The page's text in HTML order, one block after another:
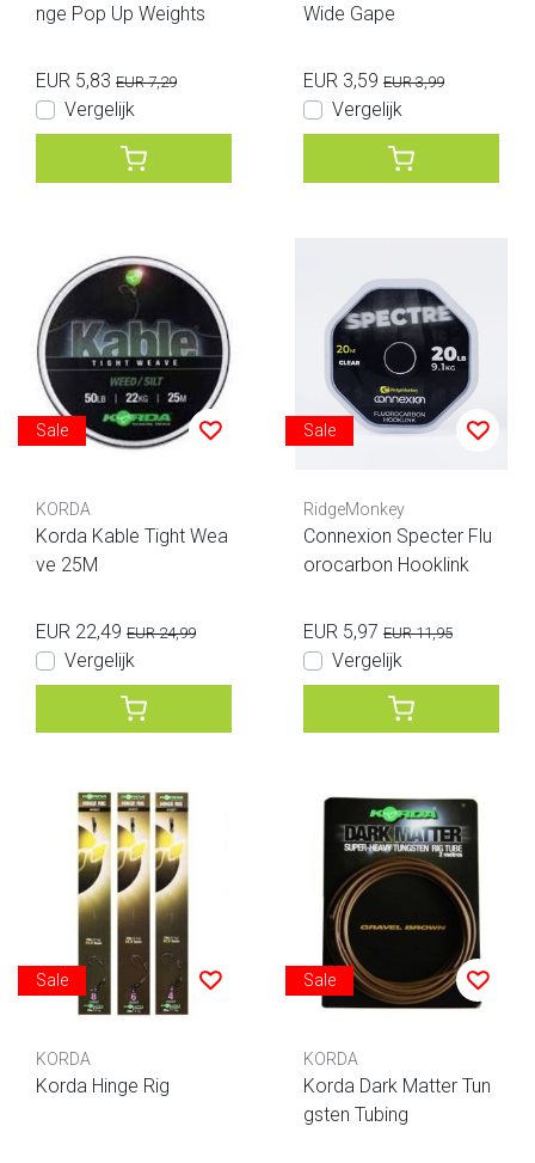
nge Pop Up Weights
EUR 5,83 EUR 7,29
Vergelijk
Wide Gape
EUR 3,59 EUR 3,99
Vergelijk
Sale
KORDA
Korda Kable Tight Wea
ve 25M
EUR 22,49 EUR 24,99
Vergelijk
Sale
RidgeMonkey
Connexion Specter Flu
orocarbon Hooklink
EUR 5,97 EUR 11,95
Vergelijk
Sale
KORDA
Korda Hinge Rig
Sale
KORDA
Korda Dark Matter Tun
gsten Tubing